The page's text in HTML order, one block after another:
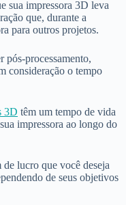
sua impressora 3D leva
que, durante a
para outros projetos.
pós-processamento,
consideração o tempo
3D têm um tempo de vida
impressora ao longo do
lucro que você deseja
de seus objetivos